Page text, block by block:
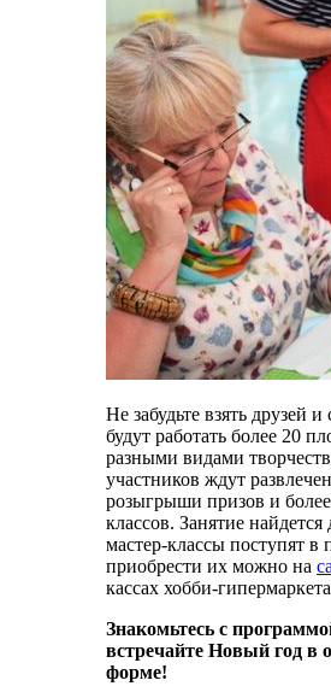
Не забудьте взять друзей
будут работать более 20
разными видами
участников ждут
розыгрыши призов и
классов. Занятие
мастер-классы поступят в
приобрести их можно на
кассах хобби-
Знакомьтесь с
встречайте Новый год в
форме!